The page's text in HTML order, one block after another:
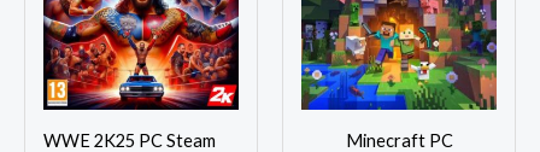
WWE 2K25 PC Steam
Minecraft PC